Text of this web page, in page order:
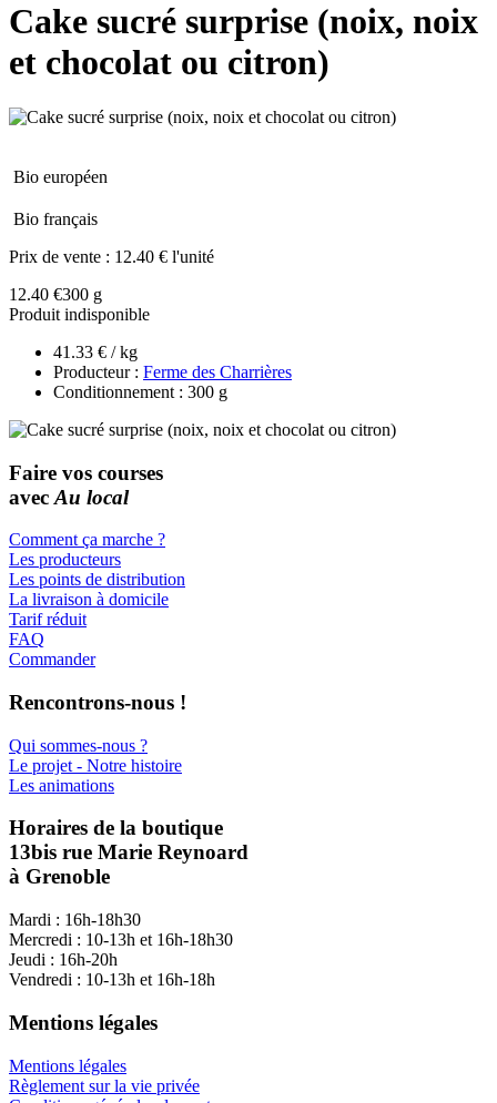
Cake sucré surprise (noix, noix
et chocolat ou citron)
Bio européen
Bio français
Prix de vente : 12.40 € l'unité
12.40 €300 g
Produit indisponible
41.33 € / kg
Producteur : Ferme des Charrières
Conditionnement : 300 g
Faire vos courses
avec Au local
Comment ça marche ?
Les producteurs
Les points de distribution
La livraison à domicile
Tarif réduit
FAQ
Commander
Rencontrons-nous !
Qui sommes-nous ?
Le projet - Notre histoire
Les animations
Horaires de la boutique
13bis rue Marie Reynoard
à Grenoble
Mardi : 16h-18h30
Mercredi : 10-13h et 16h-18h30
Jeudi : 16h-20h
Vendredi : 10-13h et 16h-18h
Mentions légales
Mentions légales
Règlement sur la vie privée